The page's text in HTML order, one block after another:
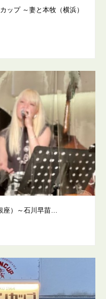
ップ ～妻と本牧（横浜）
座）～石川早苗…